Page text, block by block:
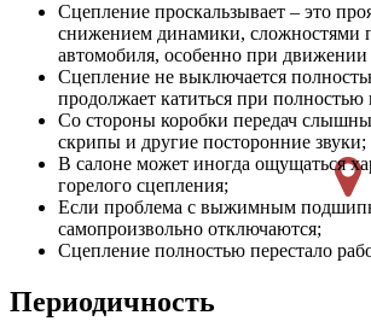
Сцепление проскальзывает – это
снижением динамики, сложностями
автомобиля, особенно при движении
Сцепление не выключается
продолжает катиться при
Со стороны коробки передач
скрипы и другие посторонние звуки;
В салоне может иногда ощущаться
горелого сцепления;
Если проблема с выжимным
самопроизвольно отключаются;
Сцепление полностью перестало
Периодичность